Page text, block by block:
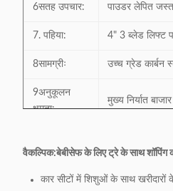
6सतह उपचार: पाउडर लेपित
7. पहिया: 4" 3 ब्लेड लिफ्ट
8सामग्रीः उच्च ग्रेड कार्बन
9अनुकूलन
क्षमता:
मुख्य निर्यात
10ट्रॉली लॉक
उपलब्ध है, सिक्का
वैकल्पिक:बेबीसेफ के लिए ट्रे के साथ शॉपिंग
कार सीटों में शिशुओं के साथ खरीदारों